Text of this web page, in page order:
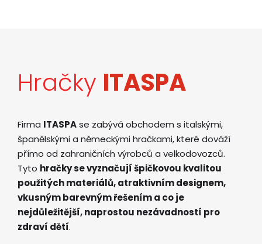
Hračky ITASPA
Firma ITASPAse zabývá obchodem s italskými,
španělskými a německými hračkami, které dováží
přímo od zahraničních výrobců a velkodovozců.
Tyto hračky se vyznačují špičkovou kvalitou
použitých materiálů, atraktivním designem,
vkusným barevným řešením a co je
nejdůležitější, naprostou nezávadností pro
zdraví dětí.